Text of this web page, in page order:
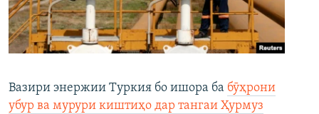
Вазири энержии Туркия бо ишора ба бӯҳрони
убур ва мурури киштиҳо дар тангаи Ҳурмуз